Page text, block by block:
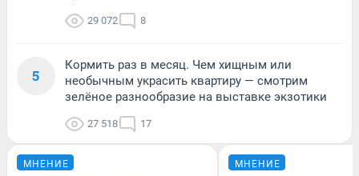
29 072 8
5
Кормить раз в месяц. Чем хищным или
необычным украсить квартиру — смотрим
зелёное разнообразие на выставке экзотики
27 518 17
МНЕНИЕ МНЕНИЕ